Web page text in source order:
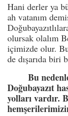
Hani derler ya
ah vatanım
olursak olalım
içimizde olur.
de dışarıda biri
Bu nedenle
Doğubayazıt
yolları vardır.